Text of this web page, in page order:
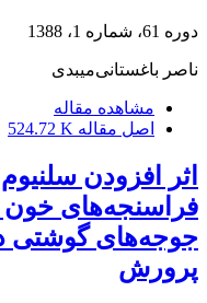
دوره 61، شماره 1، 1388
ناصر باغستانی‌میبدی
مشاهده مقاله
اصل مقاله 524.72 K
اثر افزودن
فراسنجه‌های
جوجه‌های گوشتی
پرورش